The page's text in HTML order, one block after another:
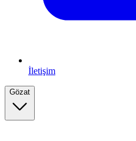
İletişim
Gözat